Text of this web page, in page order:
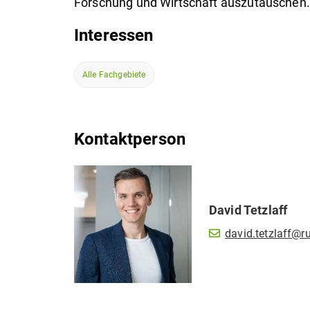
Interessen
Alle Fachgebiete
Kontaktperson
David Tetzlaff